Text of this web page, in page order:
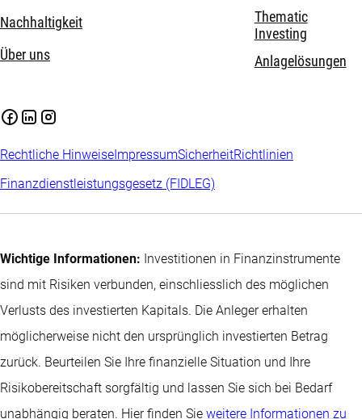
Nachhaltigkeit
Über uns
Thematic
Investing
Anlagelösungen
Rechtliche HinweiseImpressumSicherheitRichtlinien
Finanzdienstleistungsgesetz (FIDLEG)
Wichtige Informationen: Investitionen in Finanzinstrumente
sind mit Risiken verbunden, einschliesslich des möglichen
Verlusts des investierten Kapitals. Die Anleger erhalten
möglicherweise nicht den ursprünglich investierten Betrag
zurück. Beurteilen Sie Ihre finanzielle Situation und Ihre
Risikobereitschaft sorgfältig und lassen Sie sich bei Bedarf
unabhängig beraten. Hier finden Sie weitere Informationen zu